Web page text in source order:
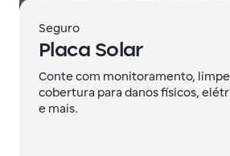
Seguro
Placa Solar
Conte com monitoramento,
cobertura para danos físicos,
e mais.